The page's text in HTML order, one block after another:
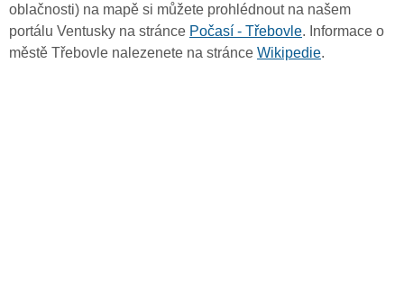
oblačnosti) na mapě si můžete prohlédnout na našem
portálu Ventusky na stránce Počasí - Třebovle. Informace o
městě Třebovle nalezenete na stránce Wikipedie.